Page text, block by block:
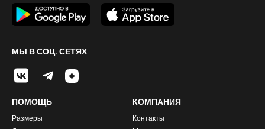
МЫ В СОЦ. СЕТЯХ
ПОМОЩЬ
Размеры
КОМПАНИЯ
Контакты